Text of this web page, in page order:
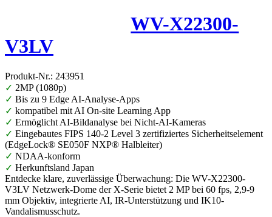
WV-X22300-
V3LV
Produkt-Nr.: 243951
✓ 2MP (1080p)
✓ Bis zu 9 Edge AI-Analyse-Apps
✓ kompatibel mit AI On-site Learning App
✓ Ermöglicht AI-Bildanalyse bei Nicht-AI-Kameras
✓ Eingebautes FIPS 140-2 Level 3 zertifiziertes Sicherheitselement
(EdgeLock® SE050F NXP® Halbleiter)
✓ NDAA-konform
✓ Herkunftsland Japan
Entdecke klare, zuverlässige Überwachung: Die WV-X22300-
V3LV Netzwerk-Dome der X-Serie bietet 2 MP bei 60 fps, 2,9-9
mm Objektiv, integrierte AI, IR-Unterstützung und IK10-
Vandalismusschutz.